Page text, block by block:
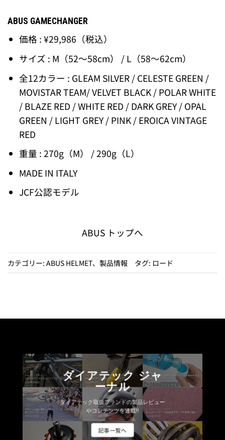
ABUS GAMECHANGER
価格 : ¥29,986（税込）
サイズ : M（52～58cm） / L（58～62cm）
全12カラー : GLEAM SILVER / CELESTE GREEN /
MOVISTAR TEAM/ VELVET BLACK / POLAR WHITE
/ BLAZE RED / WHITE RED / DARK GREY / OPAL
GREEN / LIGHT GREY / PINK / EROICA VINTAGE
RED
重量 : 270g（M） / 290g（L）
MADE IN ITALY
JCF公認モデル
ABUS トップへ
カテゴリー: ABUS HELMET、 製品情報 タグ: ロード
ダイアテック ジャ
ーナル
ダイアテック取扱ブランドの製品レビュー
やコンテンツを連載!!
記事一覧へ